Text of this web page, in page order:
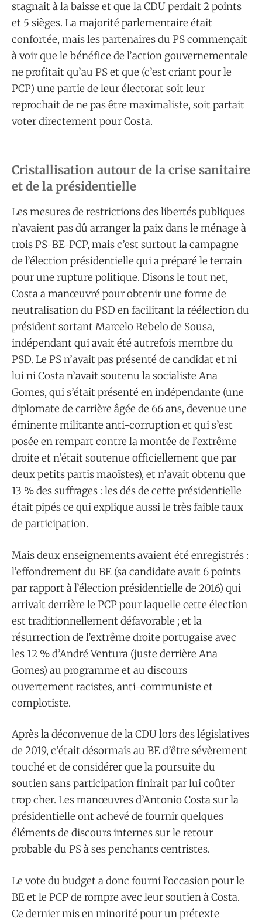
stagnait à la baisse et que la CDU perdait 2 points
et 5 sièges. La majorité parlementaire était
confortée, mais les partenaires du PS commençait
à voir que le bénéfice de l’action gouvernementale
ne profitait qu’au PS et que (c’est criant pour le
PCP) une partie de leur électorat soit leur
reprochait de ne pas être maximaliste, soit partait
voter directement pour Costa.
Cristallisation autour de la crise sanitaire
et de la présidentielle
Les mesures de restrictions des libertés publiques
n’avaient pas dû arranger la paix dans le ménage à
trois PS-BE-PCP, mais c’est surtout la campagne
de l’élection présidentielle qui a préparé le terrain
pour une rupture politique. Disons le tout net,
Costa a manœuvré pour obtenir une forme de
neutralisation du PSD en facilitant la réélection du
président sortant Marcelo Rebelo de Sousa,
indépendant qui avait été autrefois membre du
PSD. Le PS n’avait pas présenté de candidat et ni
lui ni Costa n’avait soutenu la socialiste Ana
Gomes, qui s’était présenté en indépendante (une
diplomate de carrière âgée de 66 ans, devenue une
éminente militante anti-corruption et qui s’est
posée en rempart contre la montée de l’extrême
droite et n’était soutenue officiellement que par
deux petits partis maoïstes), et n’avait obtenu que
13 % des suffrages : les dés de cette présidentielle
était pipés ce qui explique aussi le très faible taux
de participation.
Mais deux enseignements avaient été enregistrés :
l’effondrement du BE (sa candidate avait 6 points
par rapport à l’élection présidentielle de 2016) qui
arrivait derrière le PCP pour laquelle cette élection
est traditionnellement défavorable ; et la
résurrection de l’extrême droite portugaise avec
les 12 % d’André Ventura (juste derrière Ana
Gomes) au programme et au discours
ouvertement racistes, anti-communiste et
complotiste.
Après la déconvenue de la CDU lors des législatives
de 2019, c’était désormais au BE d’être sévèrement
touché et de considérer que la poursuite du
soutien sans participation finirait par lui coûter
trop cher. Les manœuvres d’Antonio Costa sur la
présidentielle ont achevé de fournir quelques
éléments de discours internes sur le retour
probable du PS à ses penchants centristes.
Le vote du budget a donc fourni l’occasion pour le
BE et le PCP de rompre avec leur soutien à Costa.
Ce dernier mis en minorité pour un prétexte